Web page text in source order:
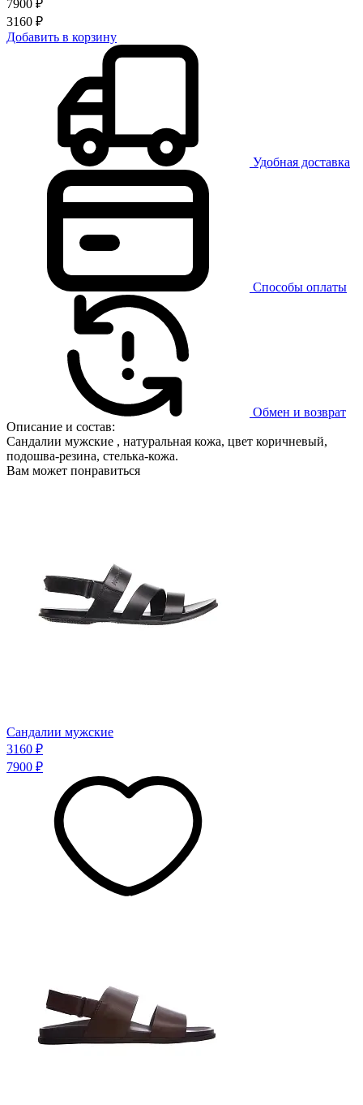
7900 ₽
3160 ₽
Добавить в корзину
Удобная доставка
Способы оплаты
Обмен и возврат
Описание и состав:
Сандалии мужские , натуральная кожа, цвет коричневый,
подошва-резина, стелька-кожа.
Вам может понравиться
Сандалии мужские
3160 ₽
7900 ₽